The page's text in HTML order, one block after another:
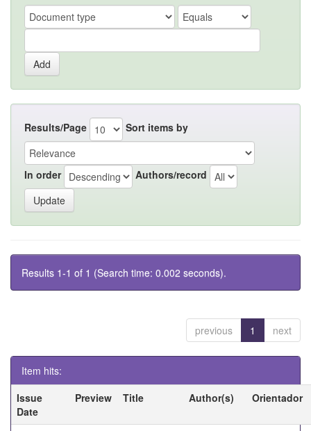
Results/Page Sort items by
In order Authors/record
Results 1-1 of 1 (Search time: 0.002 seconds).
previous 1 next
Item hits:
Issue
Date
Preview Title Author(s) Orientador